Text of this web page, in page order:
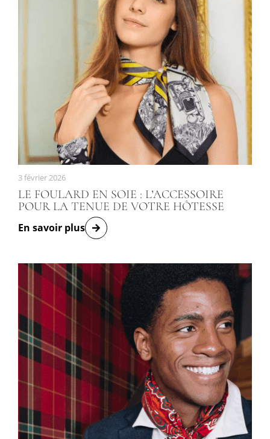
3 février 2026
LE FOULARD EN SOIE : L’ACCESSOIRE
POUR LA TENUE DE VOTRE HÔTESSE
En savoir plus